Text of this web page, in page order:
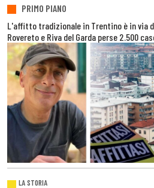
PRIMO PIANO
L'affitto tradizionale in Trentino è in via
Rovereto e Riva del Garda perse 2.500
LA STORIA